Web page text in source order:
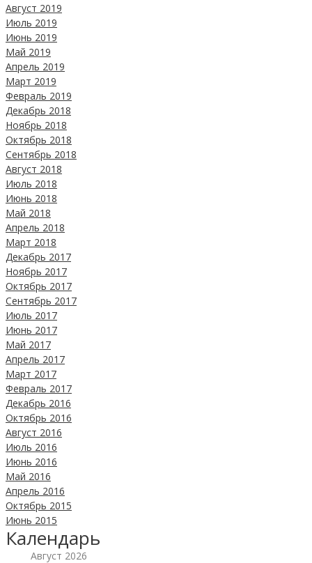
Август 2019
Июль 2019
Июнь 2019
Май 2019
Апрель 2019
Март 2019
Февраль 2019
Декабрь 2018
Ноябрь 2018
Октябрь 2018
Сентябрь 2018
Август 2018
Июль 2018
Июнь 2018
Май 2018
Апрель 2018
Март 2018
Декабрь 2017
Ноябрь 2017
Октябрь 2017
Сентябрь 2017
Июль 2017
Июнь 2017
Май 2017
Апрель 2017
Март 2017
Февраль 2017
Декабрь 2016
Октябрь 2016
Август 2016
Июль 2016
Июнь 2016
Май 2016
Апрель 2016
Октябрь 2015
Июнь 2015
Календарь
Август 2026